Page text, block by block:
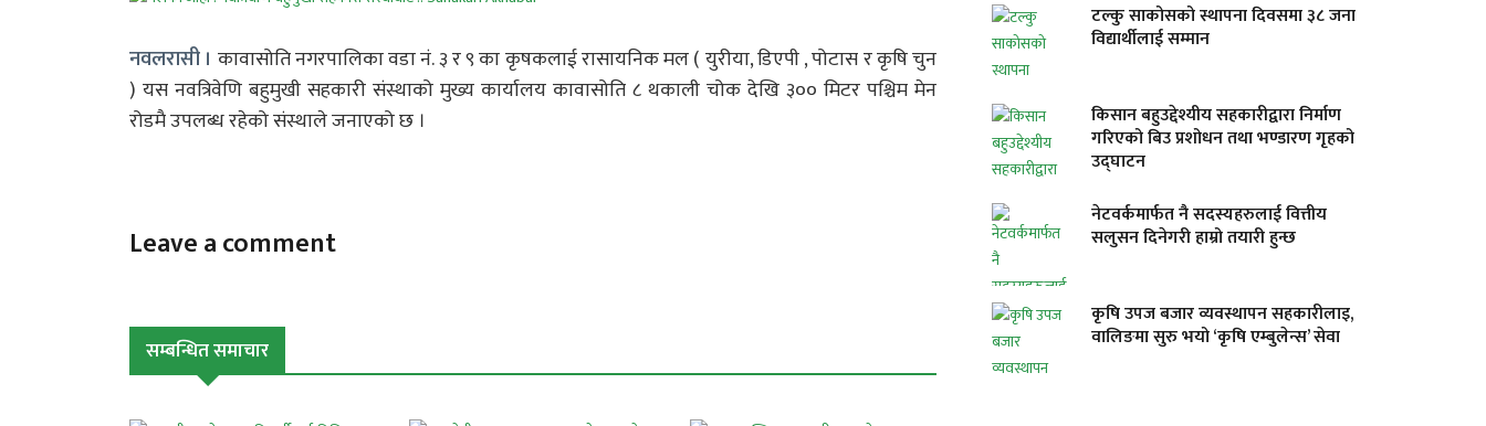
नवलरासी । कावासोति नगरपालिका वडा नं. ३ र ९ का कृषकलाई रासायनिक मल ( युरीया, डिएपी , पोटास र कृषि चुन
) यस नवत्रिवेणि बहुमुखी सहकारी संस्थाको मुख्य कार्यालय कावासोति ८ थकाली चोक देखि ३०० मिटर पश्चिम मेन
रोडमै उपलब्ध रहेको संस्थाले जनाएको छ ।
Leave a comment
सम्बन्धित समाचार
टल्कु साकोसको स्थापना दिवसमा ३८ जना
विद्यार्थीलाई सम्मान
किसान बहुउद्देश्यीय सहकारीद्वारा निर्माण
गरिएको बिउ प्रशोधन तथा भण्डारण गृहको
उद्घाटन
नेटवर्कमार्फत नै सदस्यहरुलाई वित्तीय
सलुसन दिनेगरी हाम्रो तयारी हुन्छ
कृषि उपज बजार व्यवस्थापन सहकारीलाइ,
वालिङमा सुरु भयो ‘कृषि एम्बुलेन्स’ सेवा